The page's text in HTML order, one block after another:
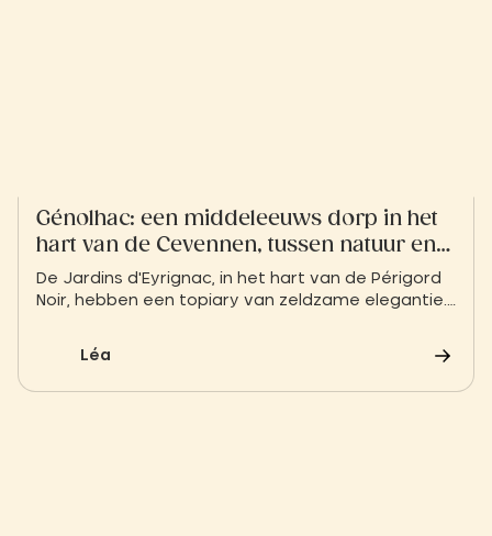
Génolhac: een middeleeuws dorp in het
hart van de Cevennen, tussen natuur en
geschiedenis
De Jardins d'Eyrignac, in het hart van de Périgord
Noir, hebben een topiary van zeldzame elegantie.
symmetrische paden bieden een oase van
Léa